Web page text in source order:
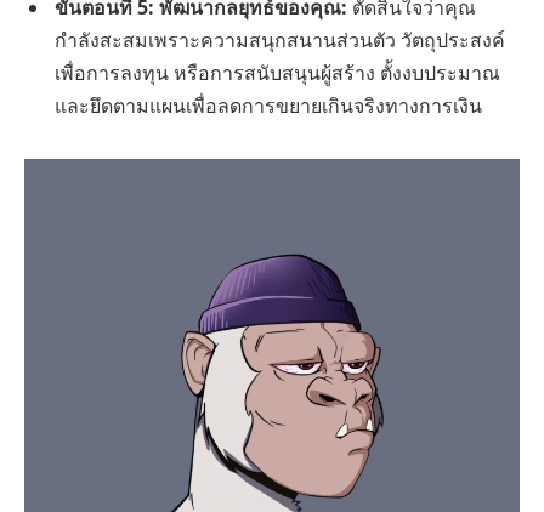
ขั้นตอนที่ 5: พัฒนากลยุทธ์ของคุณ: ตัดสินใจว่าคุณ
กำลังสะสมเพราะความสนุกสนานส่วนตัว วัตถุประสงค์
เพื่อการลงทุน หรือการสนับสนุนผู้สร้าง ตั้งงบประมาณ
และยึดตามแผนเพื่อลดการขยายเกินจริงทางการเงิน